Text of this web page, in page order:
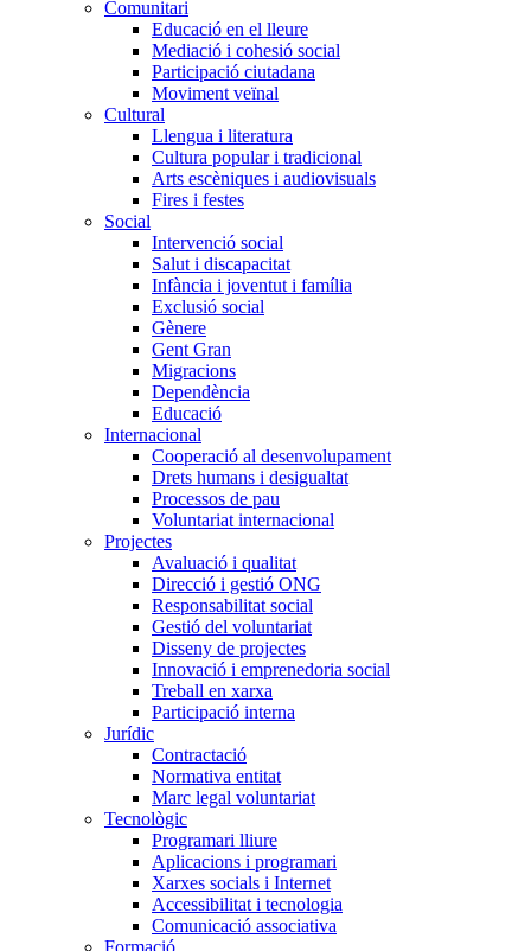
Comunitari
Educació en el lleure
Mediació i cohesió social
Participació ciutadana
Moviment veïnal
Cultural
Llengua i literatura
Cultura popular i tradicional
Arts escèniques i audiovisuals
Fires i festes
Social
Intervenció social
Salut i discapacitat
Infància i joventut i família
Exclusió social
Gènere
Gent Gran
Migracions
Dependència
Educació
Internacional
Cooperació al desenvolupament
Drets humans i desigualtat
Processos de pau
Voluntariat internacional
Projectes
Avaluació i qualitat
Direcció i gestió ONG
Responsabilitat social
Gestió del voluntariat
Disseny de projectes
Innovació i emprenedoria social
Treball en xarxa
Participació interna
Jurídic
Contractació
Normativa entitat
Marc legal voluntariat
Tecnològic
Programari lliure
Aplicacions i programari
Xarxes socials i Internet
Accessibilitat i tecnologia
Comunicació associativa
Formació